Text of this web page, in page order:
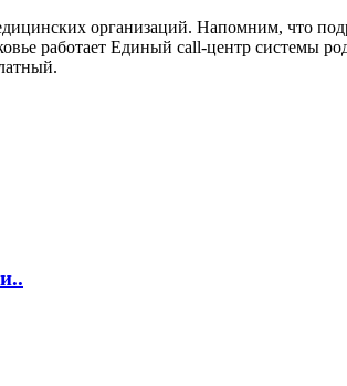
организаций. Напомним, что
работает Единый call-центр системы